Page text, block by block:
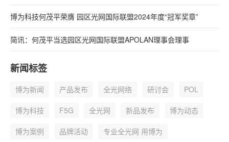
博为科技何茂平荣膺 园区光网国际联盟2024年度“冠军奖章”
简讯：何茂平当选园区光网国际联盟APOLAN理事会理事
新闻标签
博为新闻 产品发布 全光网络 研讨会 POL
博为科技 F5G 全光网 新品发布 博为动态
博为案例 品牌活动 专业全光网 用博为